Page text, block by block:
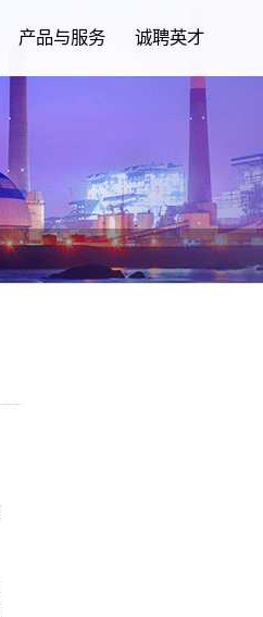
产品与服务 诚聘英才